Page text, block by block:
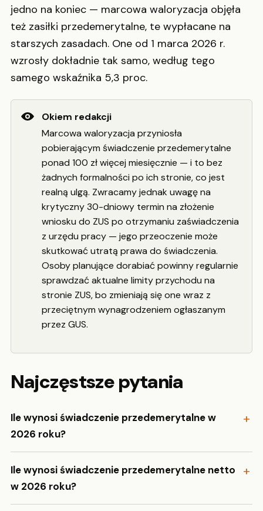
jedno na koniec — marcowa waloryzacja objęła
też zasiłki przedemerytalne, te wypłacane na
starszych zasadach. One od 1 marca 2026 r.
wzrosły dokładnie tak samo, według tego
samego wskaźnika 5,3 proc.
Okiem redakcji
Marcowa waloryzacja przyniosła
pobierającym świadczenie przedemerytalne
ponad 100 zł więcej miesięcznie — i to bez
żadnych formalności po ich stronie, co jest
realną ulgą. Zwracamy jednak uwagę na
krytyczny 30-dniowy termin na złożenie
wniosku do ZUS po otrzymaniu zaświadczenia
z urzędu pracy — jego przeoczenie może
skutkować utratą prawa do świadczenia.
Osoby planujące dorabiać powinny regularnie
sprawdzać aktualne limity przychodu na
stronie ZUS, bo zmieniają się one wraz z
przeciętnym wynagrodzeniem ogłaszanym
przez GUS.
Najczęstsze pytania
Ile wynosi świadczenie przedemerytalne w
2026 roku?
Ile wynosi świadczenie przedemerytalne netto
w 2026 roku?